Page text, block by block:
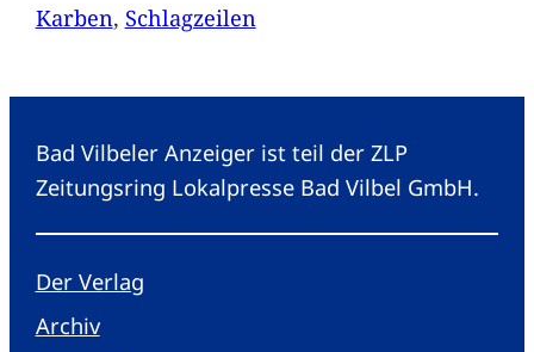
Karben, Schlagzeilen
Bad Vilbeler Anzeiger ist teil der ZLP
Zeitungsring Lokalpresse Bad Vilbel GmbH.
Der Verlag
Archiv